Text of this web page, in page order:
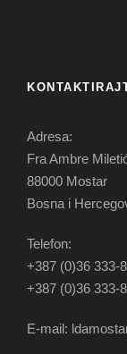
Adresa:
Fra Ambre
88000 Mostar
Bosna i
Telefon:
+387 (0)36 333-
+387 (0)36 333-
E-mail: